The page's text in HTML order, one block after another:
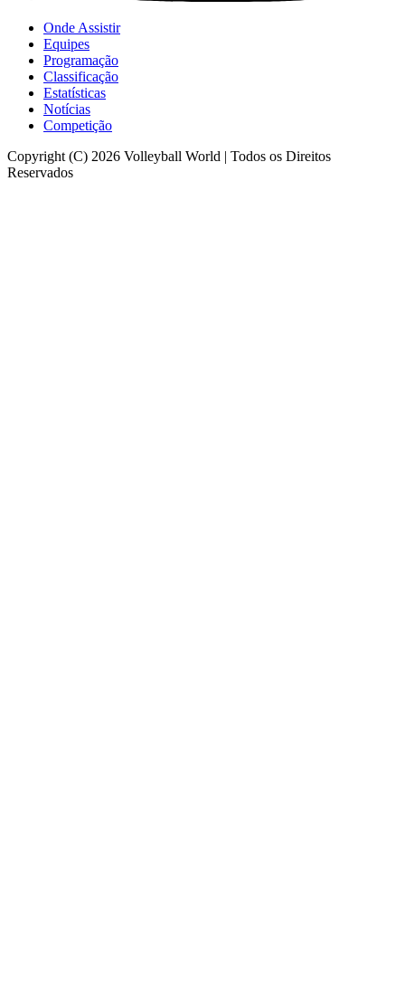
Onde Assistir
Equipes
Programação
Classificação
Estatísticas
Notícias
Competição
Copyright (C) 2026 Volleyball World | Todos os Direitos
Reservados